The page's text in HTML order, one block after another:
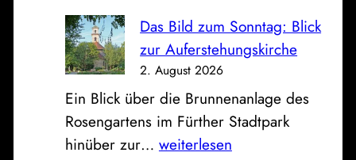
s
t
,
S
p
a
Das Bild zum Sonntag: Blick
zur Auferstehungskirche
2. August 2026
Ein Blick über die Brunnenanlage des
Rosengartens im Fürther Stadtpark
hinüber zur… D
weiterlesen